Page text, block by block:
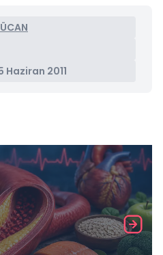
Haziran 2011